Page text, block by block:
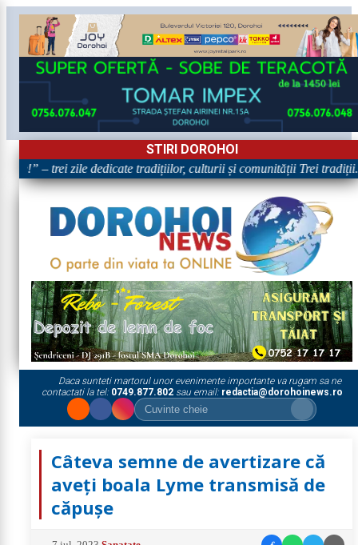
STIRI DOROHOI
– trei zile dedicate tradițiilor, culturii și comunității Trei tradiții.
Daca sunteti martorul unor evenimente importante va rugam sa ne
contactati la tel: 0749.877.802sau email: redactia@dorohoinews.ro
Câteva semne de avertizare că
aveți boala Lyme transmisă de
căpușe